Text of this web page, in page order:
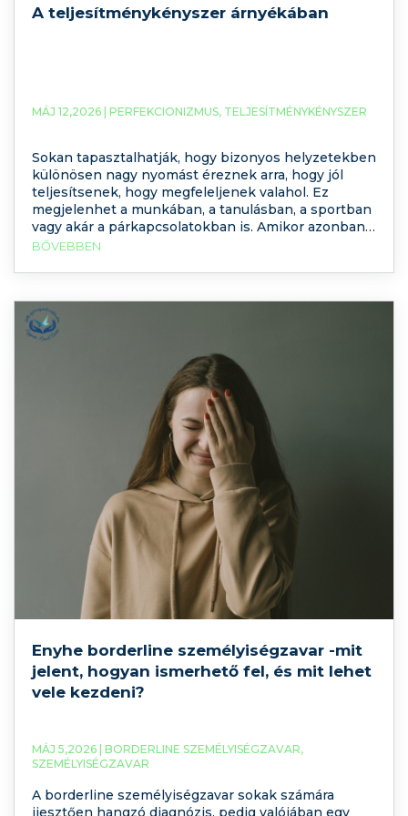
A teljesítménykényszer árnyékában
MÁJ 12,2026 | PERFEKCIONIZMUS, TELJESÍTMÉNYKÉNYSZER
Sokan tapasztalhatják, hogy bizonyos helyzetekben
különösen nagy nyomást éreznek arra, hogy jól
teljesítsenek, hogy megfeleljenek valahol. Ez
megjelenhet a munkában, a tanulásban, a sportban
vagy akár a párkapcsolatokban is. Amikor azonban a
teljesítmény iránti igény túlzott elvárássá válik, és
csupán motiváció
BŐVEBBEN
Enyhe borderline személyiségzavar -mit
jelent, hogyan ismerhető fel, és mit lehet
vele kezdeni?
MÁJ 5,2026 | BORDERLINE SZEMÉLYISÉGZAVAR,
SZEMÉLYISÉGZAVAR
A borderline személyiségzavar sokak számára
ijesztően hangzó diagnózis, pedig valójában egy